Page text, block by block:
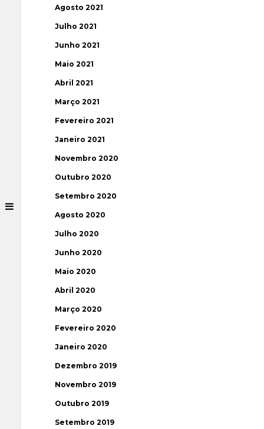
Agosto 2021
Julho 2021
Junho 2021
Maio 2021
Abril 2021
Março 2021
Fevereiro 2021
Janeiro 2021
Novembro 2020
Outubro 2020
Setembro 2020
Agosto 2020
Julho 2020
Junho 2020
Maio 2020
Abril 2020
Março 2020
Fevereiro 2020
Janeiro 2020
Dezembro 2019
Novembro 2019
Outubro 2019
Setembro 2019